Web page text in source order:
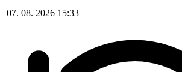
07. 08. 2026 15:33